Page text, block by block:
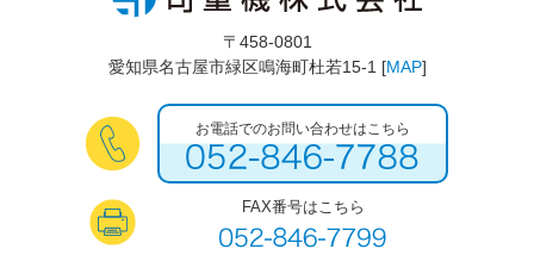
〒458-0801
愛知県名古屋市緑区鳴海町杜若15-1 [MAP]
お電話でのお問い合わせはこちら
FAX番号はこちら